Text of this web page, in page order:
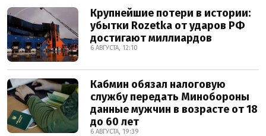
Крупнейшие потери в истории:
убытки Rozetka от ударов РФ
достигают миллиардов
6 АВГУСТА, 12:10
Кабмин обязал налоговую
службу передать Минобороны
данные мужчин в возрасте от 18
до 60 лет
6 АВГУСТА, 19:39